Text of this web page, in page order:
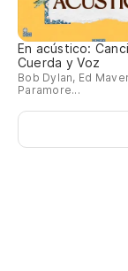
En acústico:
Cuerda y Voz
Bob Dylan, Ed
Paramore...